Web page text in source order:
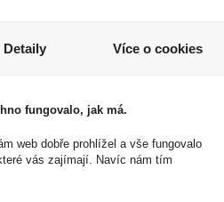
nemá vliv na Vaše práva dle
zdroje.
akce a slevy!
Detaily Více o cookies
fungovalo, jak má.
web dobře prohlížel a vše fungovalo
vás zajímají. Navíc nám tím